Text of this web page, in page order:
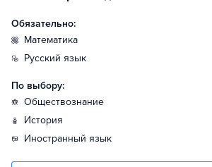
Обязательно:
математика
русский язык
По выбору:
обществознание
история
иностранный язык